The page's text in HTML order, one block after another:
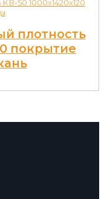
плотность
покрытие